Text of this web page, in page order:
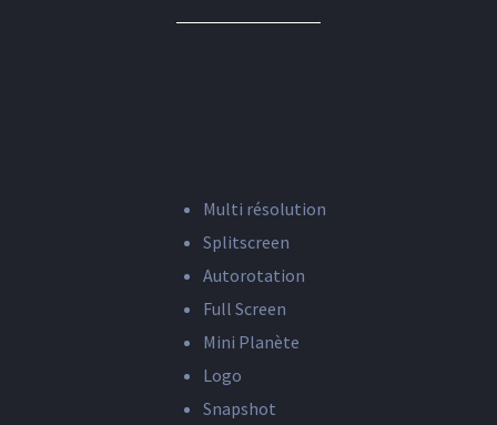
Multi résolution
Splitscreen
Autorotation
Full Screen
Mini Planète
Logo
Snapshot